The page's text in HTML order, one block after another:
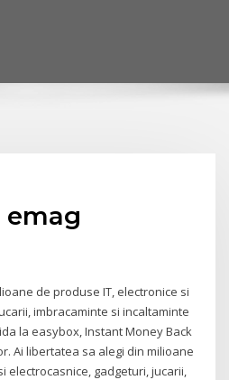
emag
de produse IT, electronice si
imbracaminte si incaltaminte
la easybox, Instant Money Back
Ai libertatea sa alegi din milioane
electrocasnice, gadgeturi, jucarii,